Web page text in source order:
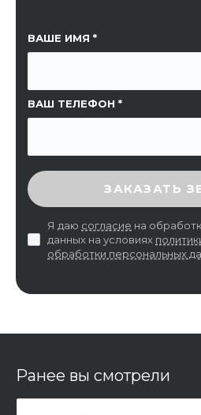
ВАШЕ ИМЯ
ВАШ ТЕЛЕФОН
ССЫЛКА НА СТРАНИЦУ
ВВЕДИТЕ ПРОВЕРОЧНЫЙ
ЗАКАЗАТЬ
Я даю согласие на
данных на условиях
обработки персональных
Ранее вы смотрели